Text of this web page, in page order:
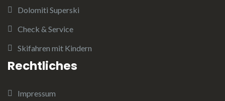
Dolomiti Superski
Check & Service
Skifahren mit Kindern
Rechtliches
Impressum